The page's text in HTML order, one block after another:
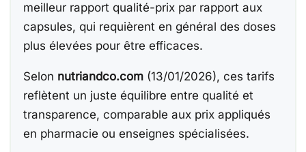
meilleur rapport qualité-prix par rapport aux
capsules, qui requièrent en général des doses
plus élevées pour être efficaces.
Selon nutriandco.com (13/01/2026), ces tarifs
reflètent un juste équilibre entre qualité et
transparence, comparable aux prix appliqués
en pharmacie ou enseignes spécialisées.